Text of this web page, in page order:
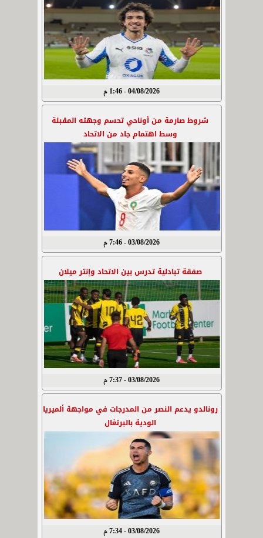
04/08/2026 - 1:46 م
شروط صارمة من أوناحي تحسم وجهته المقبلة
وسط اهتمام جاد من الاتحاد
03/08/2026 - 7:46 م
صفقة تبادلية تدرس بين الاتحاد وإنتر ميلان
03/08/2026 - 7:37 م
رونالدو يدعم النصر من المدرجات في مواجهة ألميريا
الودية بالبرتغال
03/08/2026 - 7:34 م